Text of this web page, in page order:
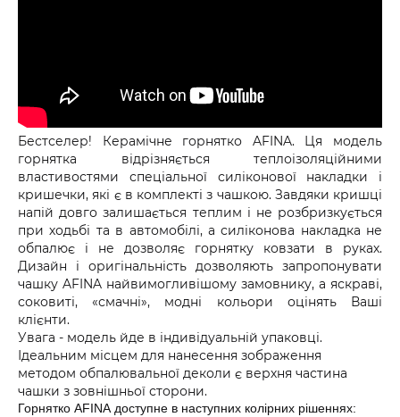
Бестселер! Керамічне горнятко AFINA. Ця модель
горнятка відрізняється теплоізоляційними
властивостями спеціальної силіконової накладки і
кришечки, які є в комплекті з чашкою. Завдяки кришці
напій довго залишається теплим і не розбризкується
при ходьбі та в автомобілі, а силіконова накладка не
обпалює і не дозволяє горнятку ковзати в руках.
Дизайн і оригінальність дозволяють запропонувати
чашку AFINA найвимогливішому замовнику, а яскраві,
соковиті, «смачні», модні кольори оцінять Ваші
клієнти.
Увага - модель йде в індивідуальній упаковці.
Ідеальним місцем для нанесення зображення
методом обпалювальної деколи є верхня частина
чашки з зовнішньої сторони.
Горнятко AFINA доступне в наступних колірних рішеннях: